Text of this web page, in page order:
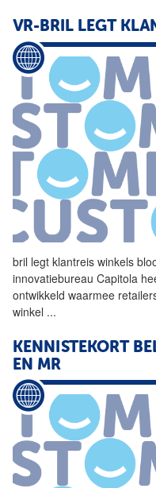
VR-BRIL LEGT
bril legt klantreis winkels
innovatiebureau Capitola
ontwikkeld waarmee
winkel ...
KENNISTEKORT
EN MR